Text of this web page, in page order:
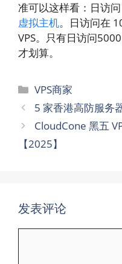
准可以这样看：日访
虚拟主机。日访问在
VPS。只有日访问
才划算。
分
类
VPS商家
5 家香港高防服务
CloudCone 黑五
【2025】
发表评论